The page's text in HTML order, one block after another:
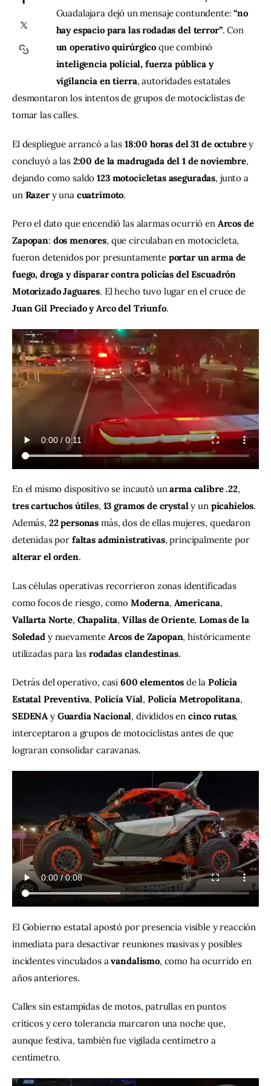
Contacto
Guadalajara dejó un mensaje contundente: “no
hay espacio para las rodadas del terror”. Con
un operativo quirúrgico que combinó
inteligencia policial, fuerza pública y
vigilancia en tierra, autoridades estatales
desmontaron los intentos de grupos de motociclistas de
tomar las calles.
El despliegue arrancó a las 18:00 horas del 31 de octubre y
concluyó a las 2:00 de la madrugada del 1 de noviembre,
dejando como saldo 123 motocicletas aseguradas, junto a
un Razer y una cuatrimoto.
Pero el dato que encendió las alarmas ocurrió en Arcos de
Zapopan: dos menores, que circulaban en motocicleta,
fueron detenidos por presuntamente portar un arma de
fuego, droga y disparar contra policías del Escuadrón
Motorizado Jaguares. El hecho tuvo lugar en el cruce de
Juan Gil Preciado y Arco del Triunfo.
En el mismo dispositivo se incautó un arma calibre .22,
tres cartuchos útiles, 13 gramos de crystal y un picahielos.
Además, 22 personas más, dos de ellas mujeres, quedaron
detenidas por faltas administrativas, principalmente por
alterar el orden.
Las células operativas recorrieron zonas identificadas
como focos de riesgo, como Moderna, Americana,
Vallarta Norte, Chapalita, Villas de Oriente, Lomas de la
Soledad y nuevamente Arcos de Zapopan, históricamente
utilizadas para las rodadas clandestinas.
Detrás del operativo, casi 600 elementos de la Policía
Estatal Preventiva, Policía Vial, Policía Metropolitana,
SEDENA y Guardia Nacional, divididos en cinco rutas,
interceptaron a grupos de motociclistas antes de que
lograran consolidar caravanas.
El Gobierno estatal apostó por presencia visible y reacción
inmediata para desactivar reuniones masivas y posibles
incidentes vinculados a vandalismo, como ha ocurrido en
años anteriores.
Calles sin estampidas de motos, patrullas en puntos
críticos y cero tolerancia marcaron una noche que,
aunque festiva, también fue vigilada centímetro a
centímetro.